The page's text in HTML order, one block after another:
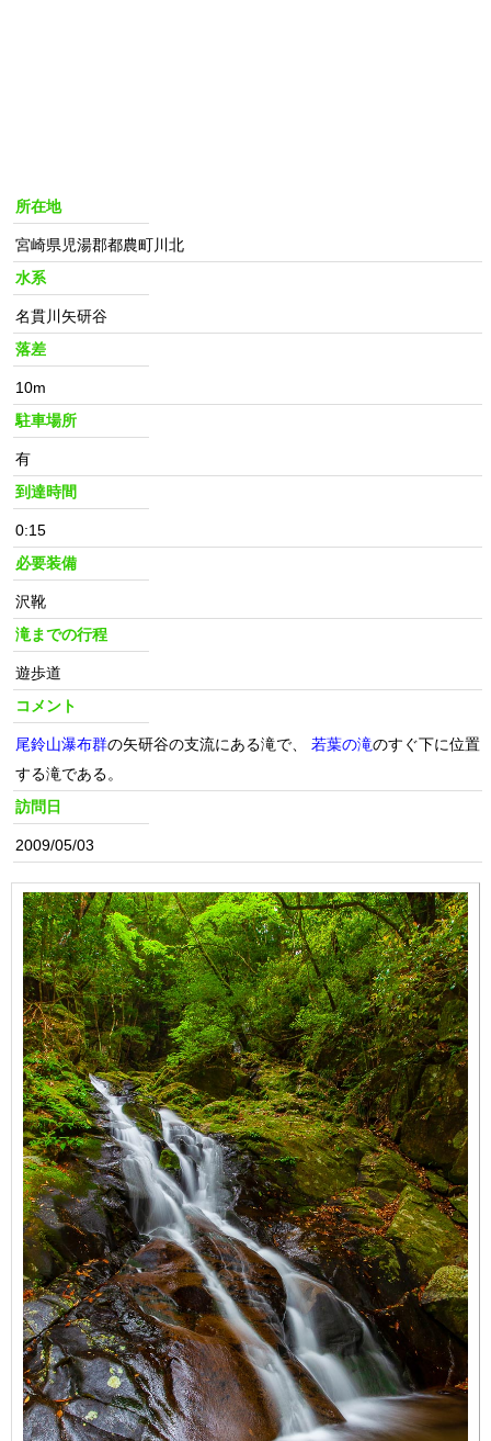
所在地
宮崎県児湯郡都農町川北
水系
名貫川矢研谷
落差
10m
駐車場所
有
到達時間
0:15
必要装備
沢靴
滝までの行程
遊歩道
コメント
尾鈴山瀑布群の矢研谷の支流にある滝で、 若葉の滝のすぐ下に位置
する滝である。
訪問日
2009/05/03